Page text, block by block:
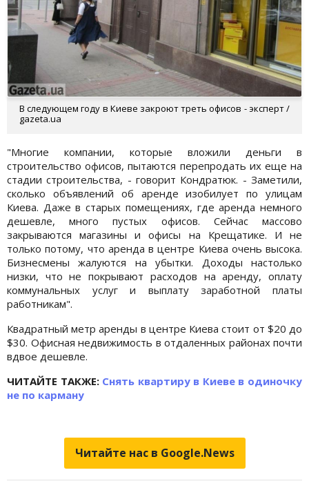
В следующем году в Киеве закроют треть офисов - эксперт /
gazeta.ua
"Многие компании, которые вложили деньги в
строительство офисов, пытаются перепродать их еще на
стадии строительства, - говорит Кондратюк. - Заметили,
сколько объявлений об аренде изобилует по улицам
Киева. Даже в старых помещениях, где аренда немного
дешевле, много пустых офисов. Сейчас массово
закрываются магазины и офисы на Крещатике. И не
только потому, что аренда в центре Киева очень высока.
Бизнесмены жалуются на убытки. Доходы настолько
низки, что не покрывают расходов на аренду, оплату
коммунальных услуг и выплату заработной платы
работникам".
Квадратный метр аренды в центре Киева стоит от $20 до
$30. Офисная недвижимость в отдаленных районах почти
вдвое дешевле.
ЧИТАЙТЕ ТАКЖЕ: Снять квартиру в Киеве в одиночку
не по карману
Читайте нас в Google.News